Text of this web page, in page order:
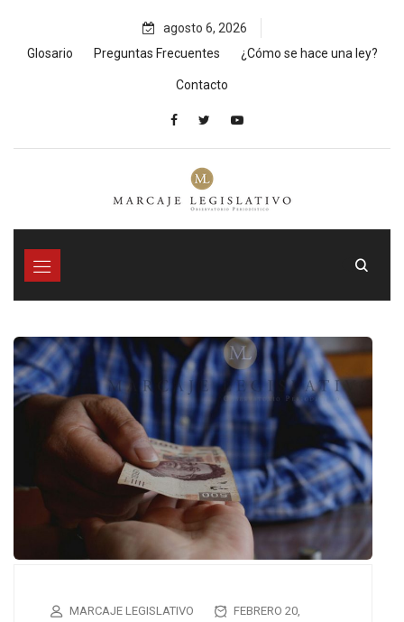
content
agosto 6, 2026
Glosario
Preguntas Frecuentes ¿Cómo se hace una ley?
Contacto
MARCAJE LEGISLATIVO
FEBRERO 20,